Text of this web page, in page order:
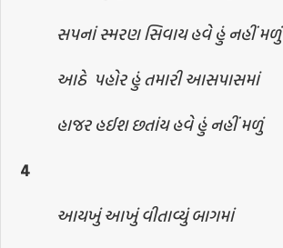
સપનાં સ્મરણ સિવાય હવે હું નહીં મળું
આઠે પહોર હું તમારી આસપાસમાં
હાજર હઈશ છતાંય હવે હું નહીં મળું
4
આયખું આખું વીતાવ્યું બાગમાં